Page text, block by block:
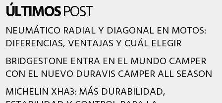
ÚLTIMOSPOST
NEUMÁTICO RADIAL Y DIAGONAL EN MOTOS:
DIFERENCIAS, VENTAJAS Y CUÁL ELEGIR
BRIDGESTONE ENTRA EN EL MUNDO CAMPER
CON EL NUEVO DURAVIS CAMPER ALL SEASON
MICHELIN XHA3: MÁS DURABILIDAD,